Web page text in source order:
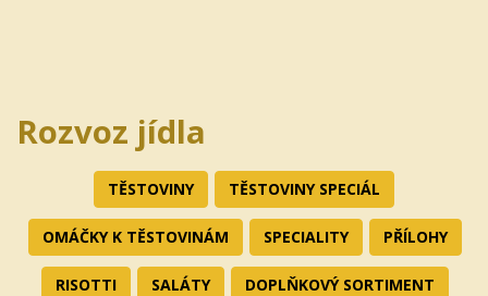
Rozvoz jídla
TĚSTOVINY TĚSTOVINY SPECIÁL
OMÁČKY K TĚSTOVINÁM SPECIALITY PŘÍLOHY
RISOTTI SALÁTY DOPLŇKOVÝ SORTIMENT